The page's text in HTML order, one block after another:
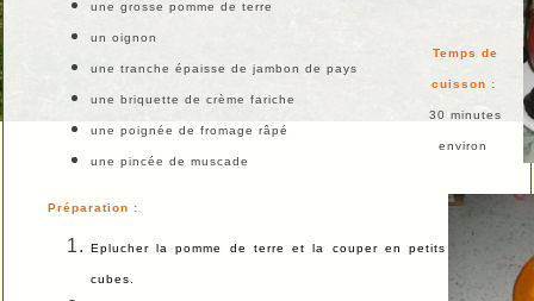
une grosse pomme de terre
un oignon
une tranche épaisse de jambon de pays
une briquette de crème fariche
une poignée de fromage râpé
une pincée de muscade
Temps de
cuisson :
30 minutes
environ
Préparation :
Eplucher la pomme de terre et la couper en petits
cubes.